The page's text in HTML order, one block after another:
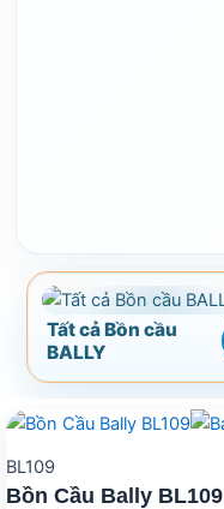
Tất cả Bồn cầu
BALLY
BL109
Bồn Cầu Bally BL109